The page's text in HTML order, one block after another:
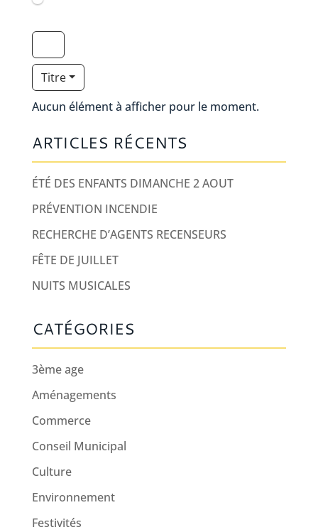
Titre
Aucun élément à afficher pour le moment.
ARTICLES RÉCENTS
ÉTÉ DES ENFANTS DIMANCHE 2 AOUT
PRÉVENTION INCENDIE
RECHERCHE D’AGENTS RECENSEURS
FÊTE DE JUILLET
NUITS MUSICALES
CATÉGORIES
3ème age
Aménagements
Commerce
Conseil Municipal
Culture
Environnement
Festivités